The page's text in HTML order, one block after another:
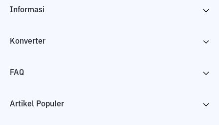
Informasi
Konverter
FAQ
Artikel Populer